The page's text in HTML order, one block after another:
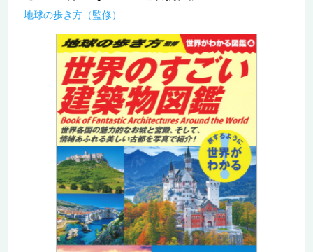
地球の歩き方（監修）